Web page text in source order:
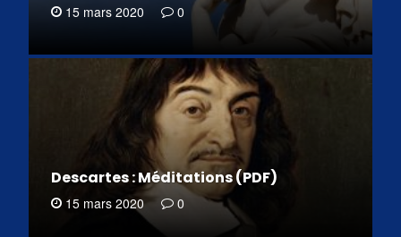
15 mars 2020 0
Descartes : Méditations (PDF)
15 mars 2020 0